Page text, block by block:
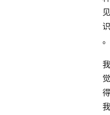
见
识
。
我
觉
得
我